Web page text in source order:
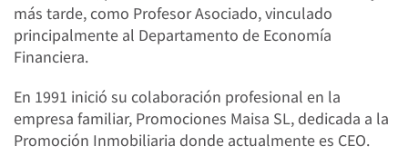
más tarde, como Profesor Asociado, vinculado
principalmente al Departamento de Economía
Financiera.
En 1991 inició su colaboración profesional en la
empresa familiar, Promociones Maisa SL, dedicada a la
Promoción Inmobiliaria donde actualmente es CEO.